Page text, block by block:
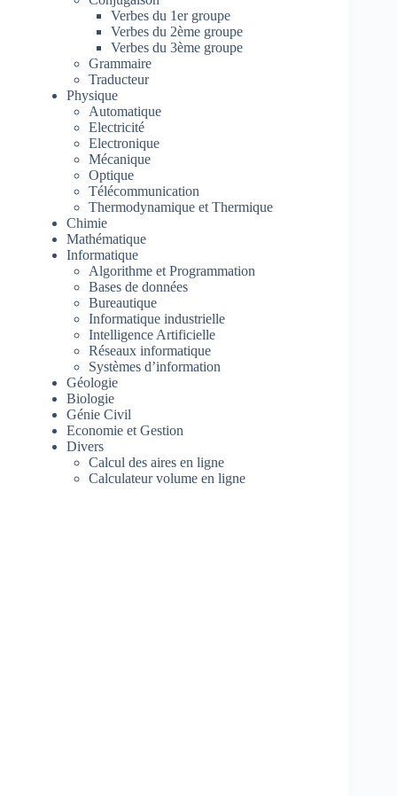
Verbes du 1er groupe
Verbes du 2ème groupe
Verbes du 3ème groupe
Grammaire
Traducteur
Physique
Automatique
Electricité
Electronique
Mécanique
Optique
Télécommunication
Thermodynamique et Thermique
Chimie
Mathématique
Informatique
Algorithme et Programmation
Bases de données
Bureautique
Informatique industrielle
Intelligence Artificielle
Réseaux informatique
Systèmes d’information
Géologie
Biologie
Génie Civil
Economie et Gestion
Divers
Calcul des aires en ligne
Calculateur volume en ligne